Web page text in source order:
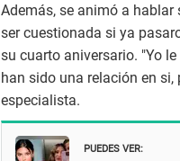
Además, se animó a
ser cuestionada si ya
su cuarto aniversario. "Yo
han sido una relación en
especialista.
PUEDES VER: